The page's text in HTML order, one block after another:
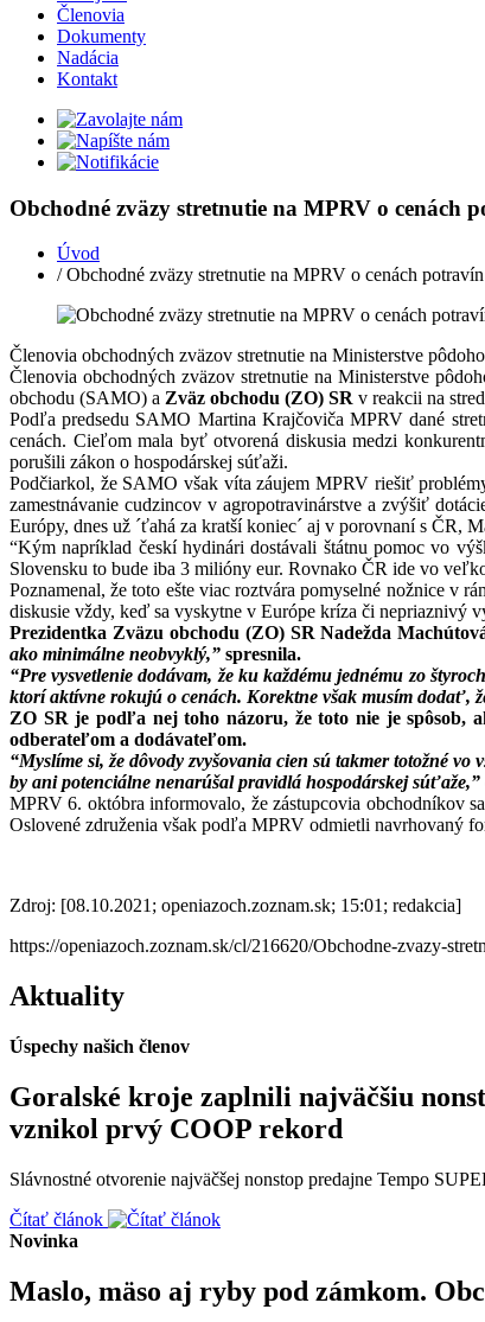
Členovia
Dokumenty
Nadácia
Kontakt
Obchodné zväzy stretnutie na MPRV o cenách
Úvod
/ Obchodné zväzy stretnutie na MPRV o cenách
Členovia obchodných zväzov stretnutie na Ministerstve
Členovia obchodných zväzov stretnutie na Ministerstve
obchodu (SAMO) a Zväz obchodu (ZO) SR v reakcii na
Podľa predsedu SAMO Martina Krajčoviča MPRV dané
cenách. Cieľom mala byť otvorená diskusia medzi
porušili zákon o hospodárskej súťaži.
Podčiarkol, že SAMO však víta záujem MPRV riešiť
zamestnávanie cudzincov v agropotravinárstve a zvýšiť
Európy, dnes už ´ťahá za kratší koniec´ aj v porovnaní s ČR,
“Kým napríklad českí hydinári dostávali štátnu pomoc vo
Slovensku to bude iba 3 milióny eur. Rovnako ČR ide vo
Poznamenal, že toto ešte viac roztvára pomyselné nožnice v
diskusie vždy, keď sa vyskytne v Európe kríza či nepriaznivý
Prezidentka Zväzu obchodu (ZO) SR Nadežda
ako minimálne neobvyklý,” spresnila.
“Pre vysvetlenie dodávam, že ku každému jednému zo
ktorí aktívne rokujú o cenách. Korektne však musím dodať,
ZO SR je podľa nej toho názoru, že toto nie je spôsob,
odberateľom a dodávateľom.
“Myslíme si, že dôvody zvyšovania cien sú takmer totožné
by ani potenciálne nenarúšal pravidlá hospodárskej súťaže,”
MPRV 6. októbra informovalo, že zástupcovia obchodníkov
Oslovené združenia však podľa MPRV odmietli navrhovaný
Zdroj: [08.10.2021; openiazoch.zoznam.sk; 15:01; redakcia]
https://openiazoch.zoznam.sk/cl/216620/Obchodne-zvazy-
Aktuality
Úspechy našich členov
Goralské kroje zaplnili najväčšiu
vznikol prvý COOP rekord
Slávnostné otvorenie najväčšej nonstop predajne Tempo
Čítať článok
Novinka
Maslo, mäso aj ryby pod zámkom.